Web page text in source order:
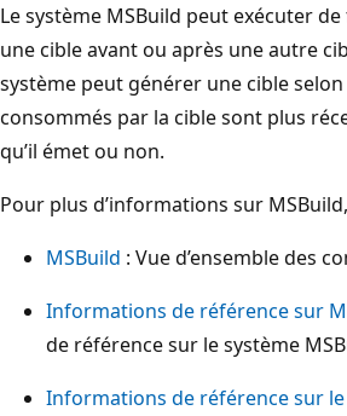
Le système MSBuild peut exécuter
une cible avant ou après une autre
système peut générer une cible
consommés par la cible sont plus
qu’il émet ou non.
Pour plus d’informations sur
MSBuild : Vue d’ensemble des
Informations de référence sur
de référence sur le système
Informations de référence sur